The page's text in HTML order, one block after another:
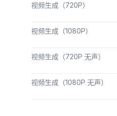
视频生成（720P）
视频生成（1080P）
视频生成（720P 无声）
视频生成（1080P 无声）